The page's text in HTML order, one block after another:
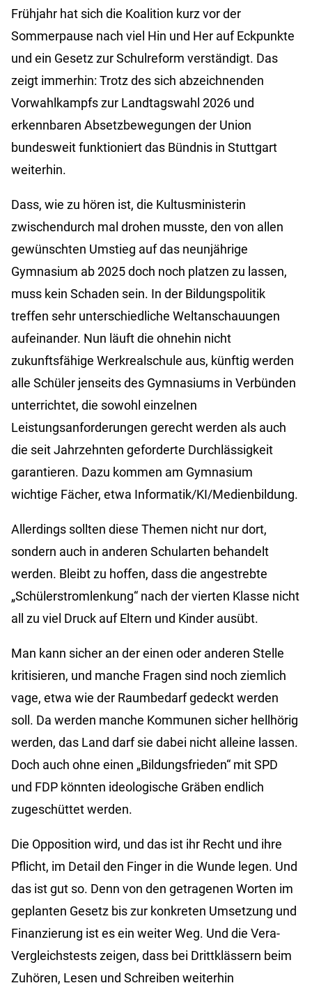
Frühjahr hat sich die Koalition kurz vor der
Sommerpause nach viel Hin und Her auf Eckpunkte
und ein Gesetz zur Schulreform verständigt. Das
zeigt immerhin: Trotz des sich abzeichnenden
Vorwahlkampfs zur Landtagswahl 2026 und
erkennbaren Absetzbewegungen der Union
bundesweit funktioniert das Bündnis in Stuttgart
weiterhin.
Dass, wie zu hören ist, die Kultusministerin
zwischendurch mal drohen musste, den von allen
gewünschten Umstieg auf das neunjährige
Gymnasium ab 2025 doch noch platzen zu lassen,
muss kein Schaden sein. In der Bildungspolitik
treffen sehr unterschiedliche Weltanschauungen
aufeinander. Nun läuft die ohnehin nicht
zukunftsfähige Werkrealschule aus, künftig werden
alle Schüler jenseits des Gymnasiums in Verbünden
unterrichtet, die sowohl einzelnen
Leistungsanforderungen gerecht werden als auch
die seit Jahrzehnten geforderte Durchlässigkeit
garantieren. Dazu kommen am Gymnasium
wichtige Fächer, etwa Informatik/KI/Medienbildung.
Allerdings sollten diese Themen nicht nur dort,
sondern auch in anderen Schularten behandelt
werden. Bleibt zu hoffen, dass die angestrebte
„Schülerstromlenkung“ nach der vierten Klasse nicht
all zu viel Druck auf Eltern und Kinder ausübt.
Man kann sicher an der einen oder anderen Stelle
kritisieren, und manche Fragen sind noch ziemlich
vage, etwa wie der Raumbedarf gedeckt werden
soll. Da werden manche Kommunen sicher hellhörig
werden, das Land darf sie dabei nicht alleine lassen.
Doch auch ohne einen „Bildungsfrieden“ mit SPD
und FDP könnten ideologische Gräben endlich
zugeschüttet werden.
Die Opposition wird, und das ist ihr Recht und ihre
Pflicht, im Detail den Finger in die Wunde legen. Und
das ist gut so. Denn von den getragenen Worten im
geplanten Gesetz bis zur konkreten Umsetzung und
Finanzierung ist es ein weiter Weg. Und die Vera-
Vergleichstests zeigen, dass bei Drittklässern beim
Zuhören, Lesen und Schreiben weiterhin